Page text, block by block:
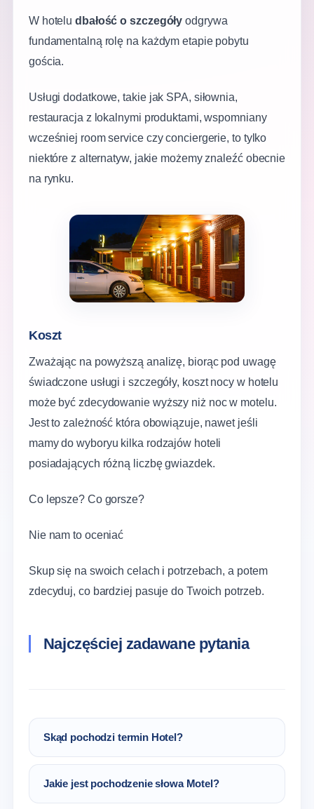
W hoteludbałość o szczegóły odgrywa
fundamentalną rolę na każdym etapie pobytu
gościa.
Usługi dodatkowe, takie jak SPA, siłownia,
restauracja z lokalnymi produktami, wspomniany
wcześniej room service czy conciergerie, to tylko
niektóre z alternatyw, jakie możemy znaleźć obecnie
na rynku.
Koszt
Zważając na powyższą analizę, biorąc pod uwagę
świadczone usługi i szczegóły, koszt nocy w hotelu
może być zdecydowanie wyższy niż noc w motelu.
Jest to zależność która obowiązuje, nawet jeśli
mamy do wyboryu kilka rodzajów hoteli
posiadających różną liczbę gwiazdek.
Co lepsze? Co gorsze?
Nie nam to oceniać
Skup się na swoich celach i potrzebach, a potem
zdecyduj, co bardziej pasuje do Twoich potrzeb.
Najczęściej zadawane pytania
Skąd pochodzi termin Hotel?
Etymologia słowa Hotel pochodzi od
łacińskiego hospitalis oznaczającego
zakwaterowanie, pobyt. Francuskie słowo
Jakie jest pochodzenie słowa Motel?